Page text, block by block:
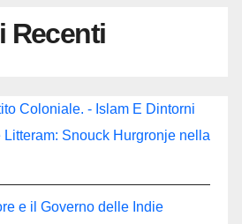
Recenti
Coloniale. - Islam E Dintorni
Litteram: Snouck Hurgronje nella
e il Governo delle Indie